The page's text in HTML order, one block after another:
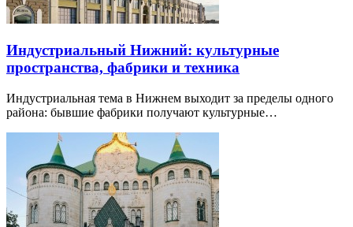
Индустриальный Нижний: культурные
пространства, фабрики и техника
Индустриальная тема в Нижнем выходит за пределы одного
района: бывшие фабрики получают культурные…